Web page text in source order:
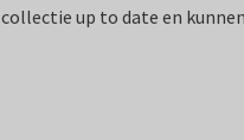
collectie up to date en